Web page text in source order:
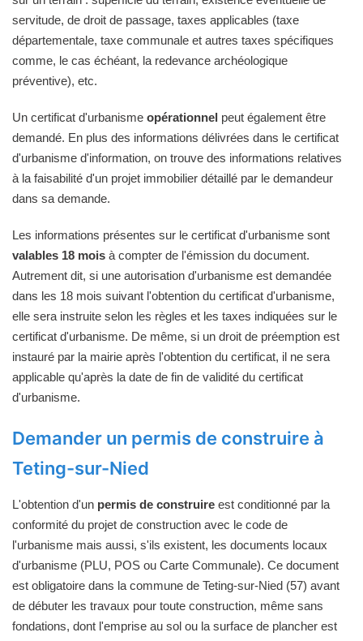
servitude, de droit de passage, taxes applicables (taxe
départementale, taxe communale et autres taxes spécifiques
comme, le cas échéant, la redevance archéologique
préventive), etc.
Un certificat d'urbanisme opérationnel peut également être
demandé. En plus des informations délivrées dans le certificat
d'urbanisme d'information, on trouve des informations relatives
à la faisabilité d'un projet immobilier détaillé par le demandeur
dans sa demande.
Les informations présentes sur le certificat d'urbanisme sont
valables 18 mois à compter de l'émission du document.
Autrement dit, si une autorisation d'urbanisme est demandée
dans les 18 mois suivant l'obtention du certificat d'urbanisme,
elle sera instruite selon les règles et les taxes indiquées sur le
certificat d'urbanisme. De même, si un droit de préemption est
instauré par la mairie après l'obtention du certificat, il ne sera
applicable qu'après la date de fin de validité du certificat
d'urbanisme.
Demander un permis de construire à
Teting-sur-Nied
L'obtention d'un permis de construire est conditionné par la
conformité du projet de construction avec le code de
l'urbanisme mais aussi, s'ils existent, les documents locaux
d'urbanisme (PLU, POS ou Carte Communale). Ce document
est obligatoire dans la commune de Teting-sur-Nied (57) avant
de débuter les travaux pour toute construction, même sans
fondations, dont l'emprise au sol ou la surface de plancher est